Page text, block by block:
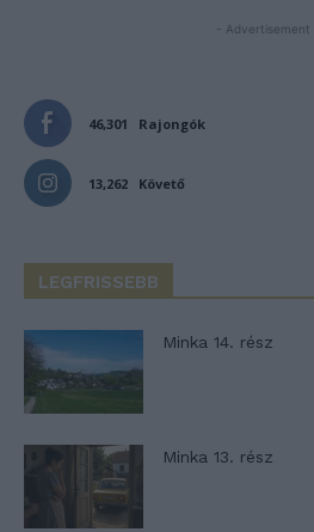
- Advertisement -
46,301 Rajongók
13,262 Követő
LEGFRISSEBB
Minka 14. rész
Minka 13. rész